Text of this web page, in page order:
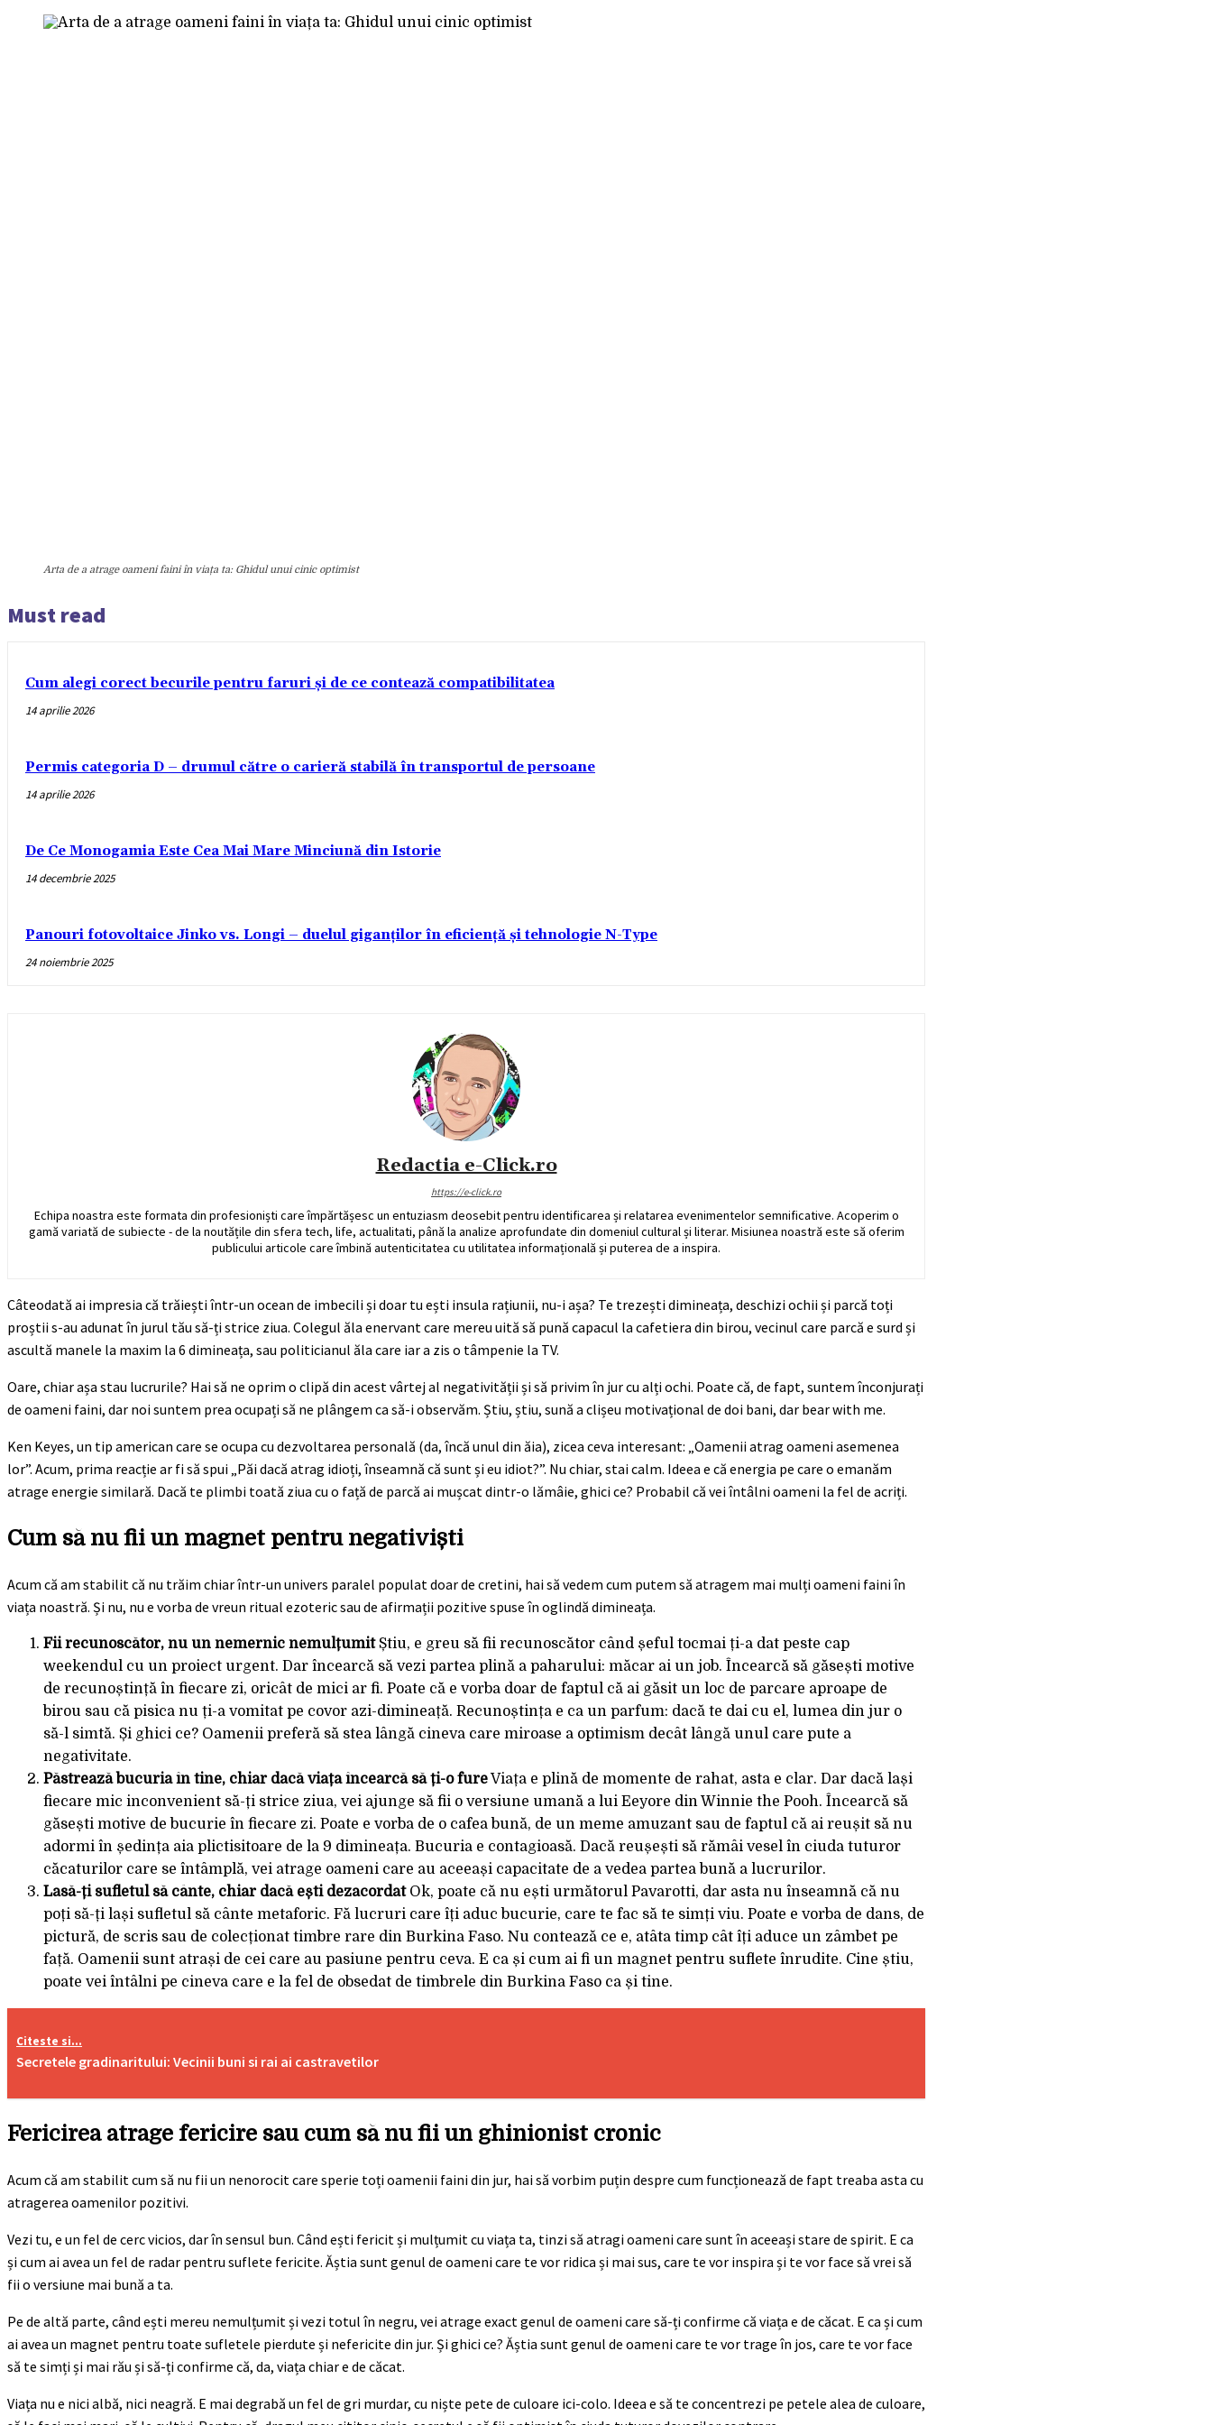
Arta de a atrage oameni faini în viața ta: Ghidul unui cinic optimist
Must read
Cum alegi corect becurile pentru faruri și de ce contează compatibilitatea
14 aprilie 2026
Permis categoria D – drumul către o carieră stabilă în transportul de persoane
14 aprilie 2026
De Ce Monogamia Este Cea Mai Mare Minciună din Istorie
14 decembrie 2025
Panouri fotovoltaice Jinko vs. Longi – duelul giganților în eficiență și tehnologie N-Type
24 noiembrie 2025
Redactia e-Click.ro
https://e-click.ro
Echipa noastra este formata din profesioniști care împărtășesc un entuziasm deosebit pentru identificarea și relatarea evenimentelor semnificative. Acoperim o
gamă variată de subiecte - de la noutățile din sfera tech, life, actualitati, până la analize aprofundate din domeniul cultural și literar. Misiunea noastră este să oferim
publicului articole care îmbină autenticitatea cu utilitatea informațională și puterea de a inspira.
Câteodată ai impresia că trăiești într-un ocean de imbecili și doar tu ești insula rațiunii, nu-i așa? Te trezești dimineața, deschizi ochii și parcă toți
proștii s-au adunat în jurul tău să-ți strice ziua. Colegul ăla enervant care mereu uită să pună capacul la cafetiera din birou, vecinul care parcă e surd și
ascultă manele la maxim la 6 dimineața, sau politicianul ăla care iar a zis o tâmpenie la TV.
Oare, chiar așa stau lucrurile? Hai să ne oprim o clipă din acest vârtej al negativității și să privim în jur cu alți ochi. Poate că, de fapt, suntem înconjurați
de oameni faini, dar noi suntem prea ocupați să ne plângem ca să-i observăm. Știu, știu, sună a clișeu motivațional de doi bani, dar bear with me.
Ken Keyes, un tip american care se ocupa cu dezvoltarea personală (da, încă unul din ăia), zicea ceva interesant: „Oamenii atrag oameni asemenea
lor”. Acum, prima reacție ar fi să spui „Păi dacă atrag idioți, înseamnă că sunt și eu idiot?”. Nu chiar, stai calm. Ideea e că energia pe care o emanăm
atrage energie similară. Dacă te plimbi toată ziua cu o față de parcă ai mușcat dintr-o lămâie, ghici ce? Probabil că vei întâlni oameni la fel de acriți.
Cum să nu fii un magnet pentru negativiști
Acum că am stabilit că nu trăim chiar într-un univers paralel populat doar de cretini, hai să vedem cum putem să atragem mai mulți oameni faini în
viața noastră. Și nu, nu e vorba de vreun ritual ezoteric sau de afirmații pozitive spuse în oglindă dimineața.
Fii recunoscător, nu un nemernic nemulțumitȘtiu, e greu să fii recunoscător când șeful tocmai ți-a dat peste cap
weekendul cu un proiect urgent. Dar încearcă să vezi partea plină a paharului: măcar ai un job. Încearcă să găsești motive
de recunoștință în fiecare zi, oricât de mici ar fi. Poate că e vorba doar de faptul că ai găsit un loc de parcare aproape de
birou sau că pisica nu ți-a vomitat pe covor azi-dimineață. Recunoștința e ca un parfum: dacă te dai cu el, lumea din jur o
să-l simtă. Și ghici ce? Oamenii preferă să stea lângă cineva care miroase a optimism decât lângă unul care pute a
negativitate.
Păstrează bucuria în tine, chiar dacă viața încearcă să ți-o fureViața e plină de momente de rahat, asta e clar. Dar dacă lași
fiecare mic inconvenient să-ți strice ziua, vei ajunge să fii o versiune umană a lui Eeyore din Winnie the Pooh. Încearcă să
găsești motive de bucurie în fiecare zi. Poate e vorba de o cafea bună, de un meme amuzant sau de faptul că ai reușit să nu
adormi în ședința aia plictisitoare de la 9 dimineața. Bucuria e contagioasă. Dacă reușești să rămâi vesel în ciuda tuturor
căcaturilor care se întâmplă, vei atrage oameni care au aceeași capacitate de a vedea partea bună a lucrurilor.
Lasă-ți sufletul să cânte, chiar dacă ești dezacordatOk, poate că nu ești următorul Pavarotti, dar asta nu înseamnă că nu
poți să-ți lași sufletul să cânte metaforic. Fă lucruri care îți aduc bucurie, care te fac să te simți viu. Poate e vorba de dans, de
pictură, de scris sau de colecționat timbre rare din Burkina Faso. Nu contează ce e, atâta timp cât îți aduce un zâmbet pe
față. Oamenii sunt atrași de cei care au pasiune pentru ceva. E ca și cum ai fi un magnet pentru suflete înrudite. Cine știu,
poate vei întâlni pe cineva care e la fel de obsedat de timbrele din Burkina Faso ca și tine.
Citeste si...
Secretele gradinaritului: Vecinii buni si rai ai castravetilor
Fericirea atrage fericire sau cum să nu fii un ghinionist cronic
Acum că am stabilit cum să nu fii un nenorocit care sperie toți oamenii faini din jur, hai să vorbim puțin despre cum funcționează de fapt treaba asta cu
atragerea oamenilor pozitivi.
Vezi tu, e un fel de cerc vicios, dar în sensul bun. Când ești fericit și mulțumit cu viața ta, tinzi să atragi oameni care sunt în aceeași stare de spirit. E ca
și cum ai avea un fel de radar pentru suflete fericite. Ăștia sunt genul de oameni care te vor ridica și mai sus, care te vor inspira și te vor face să vrei să
fii o versiune mai bună a ta.
Pe de altă parte, când ești mereu nemulțumit și vezi totul în negru, vei atrage exact genul de oameni care să-ți confirme că viața e de căcat. E ca și cum
ai avea un magnet pentru toate sufletele pierdute și nefericite din jur. Și ghici ce? Ăștia sunt genul de oameni care te vor trage în jos, care te vor face
să te simți și mai rău și să-ți confirme că, da, viața chiar e de căcat.
Viața nu e nici albă, nici neagră. E mai degrabă un fel de gri murdar, cu niște pete de culoare ici-colo. Ideea e să te concentrezi pe petele alea de culoare,